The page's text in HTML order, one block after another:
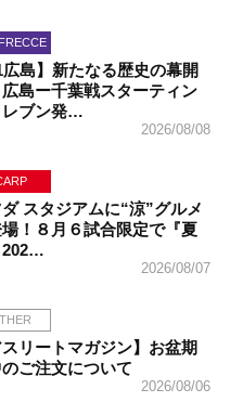
広島】新たなる歴史の幕開
島ー千葉戦スターティン
レブン発…
2026/08/08
スタジアムに“涼”グルメ
！８月６試合限定で『夏
202…
2026/08/07
スリートマガジン】お盆期
のご注文について
2026/08/06